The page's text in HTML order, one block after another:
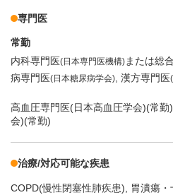
専門医
常勤
内科専門医(日本専門医機構) または総
病専門医(日本糖尿病学会) 漢方専門医
高血圧専門医(日本高血圧学会)(常
会)(常勤)
治療/対応可能な疾患
COPD(慢性閉塞性肺疾患) 胃潰瘍